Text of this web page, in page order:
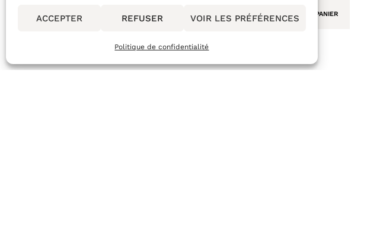
ACCEPTER REFUSER VOIR LES PRÉFÉRENCES
Politique de confidentialité
AJOUTER AU PANIER AJOUTER AU PANIER